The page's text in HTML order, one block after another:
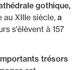
gothique,
XIIIe siècle, a
s'élèvent à 157
trésors